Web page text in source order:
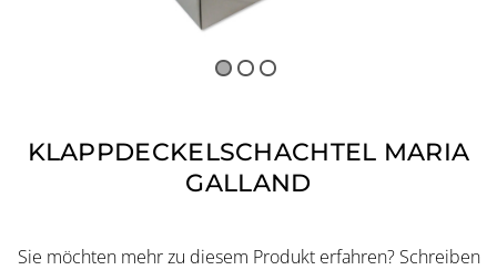
KLAPPDECKELSCHACHTEL MARIA
GALLAND
Sie möchten mehr zu diesem Produkt erfahren? Schreiben